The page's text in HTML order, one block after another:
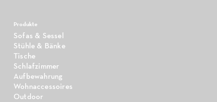
Produkte
Sofas & Sessel
Stühle & Bänke
Tische
Schlafzimmer
Aufbewahrung
Wohnaccessoires
Outdoor